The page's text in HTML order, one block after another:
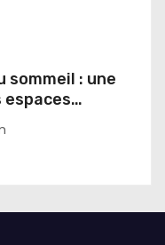
: une
d'ecriture